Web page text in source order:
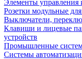
Элементы управления
Розетки модульные
Выключатели,
Клавиши и лицевые
устройств
Промышленные
Системы